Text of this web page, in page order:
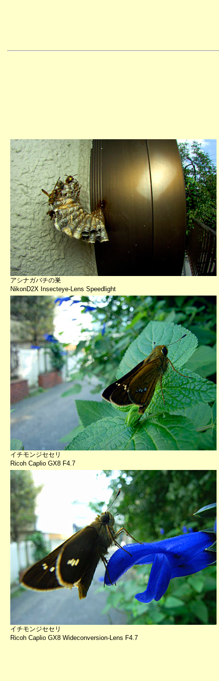
アシナガバチの巣
NikonD2X Insecteye-Lens Speedlight
イチモンジセセリ
Ricoh Caplio GX8 F4.7
イチモンジセセリ
Ricoh Caplio GX8 Wideconversion-Lens F4.7